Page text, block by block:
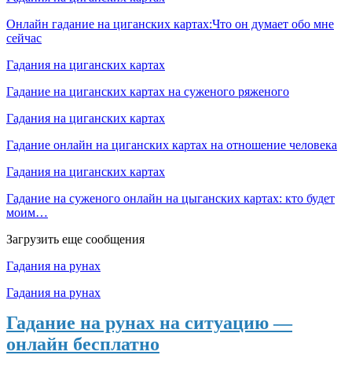
Онлайн гадание на циганских картах:Что он думает обо мне
сейчас
Гадания на циганских картах
Гадание на циганских картах на суженого ряженого
Гадания на циганских картах
Гадание онлайн на циганских картах на отношение человека
Гадания на циганских картах
Гадание на суженого онлайн на цыганских картах: кто будет
моим…
Загрузить еще сообщения
Гадания на рунах
Гадания на рунах
Гадание на рунах на ситуацию —
онлайн бесплатно